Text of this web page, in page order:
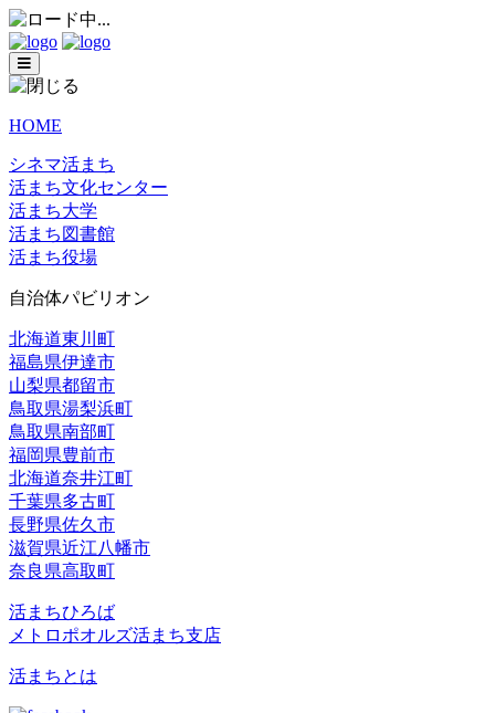
HOME
シネマ活まち
活まち文化センター
活まち大学
活まち図書館
活まち役場
自治体パビリオン
北海道東川町
福島県伊達市
山梨県都留市
鳥取県湯梨浜町
鳥取県南部町
福岡県豊前市
北海道奈井江町
千葉県多古町
長野県佐久市
滋賀県近江八幡市
奈良県高取町
活まちひろば
メトロポオルズ活まち支店
活まちとは